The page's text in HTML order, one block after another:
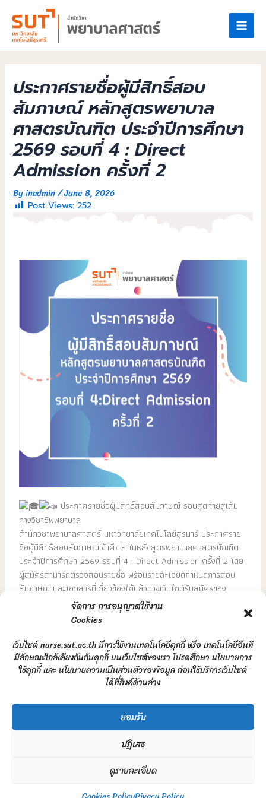
จัดการ การอนุญาตใช้งาน
Cookies
เว็บไซต์ nurse.sut.ac.th มีการใช้งานเทคโนโลยีคุกกี้ หรือ เทคโนโลยีอื่นที่
มีลักษณะใกล้เคียงกันกับคุกกี้ บนเว็บไซต์ของเรา โปรดศึกษา นโยบายการ
ใช้คุกกี้ และ นโยบายความเป็นส่วนตัวของข้อมูล ก่อนใช้บริการเว็บไซต์
ได้ที่ลิงค์ด้านล่าง
ยอมรับ
ปฏิเสธ
ดูรายละเอียด
ประกาศรายชื่อผู้มีสิทธิ์สอบ
สัมภาษณ์ หลักสูตรพยาบาล
ศาสตรบัณฑิต ประจำปีการศึกษา
2569 รอบที่ 4 : Direct
Admission ครั้งที่ 2
Byinadmin/June 8, 2026
Post Views: 252
ประกาศรายชื่อผู้มีสิทธิ์สอบสัมภาษณ์ รอบสุดท้ายสู่เส้น
ทางวิชาชีพพยาบาล
สำนักวิชาพยาบาลศาสตร์ มหาวิทยาลัยเทคโนโลยีสุรนารี ประกาศราย
ชื่อผู้มีสิทธิ์สอบสัมภาษณ์เข้าศึกษาในหลักสูตรพยาบาลศาสตรบัณฑิต
ประจำปีการศึกษา 2569 รอบที่ 4 : Direct Admission ครั้งที่ 2 โดย
ผู้สมัครสามารถตรวจสอบรายชื่อ พร้อมรายละเอียดกำหนดการสอบ
สัมภาษณ์ และเอกสารที่เกี่ยวข้องได้แล้วทางเว็บไซต์รับสมัครของ
การสอบสัมภาษณ์ถือเป็นอีกหนึ่งก้าวสำคัญสำหรับผู้สมัครที่มี
สัมภาษณ์ศึกษารายละเอียดในประกาศอย่างรอบคอบ และดำเนินการ
ตามขั้นตอนที่กำหนดภายในระยะเวลาที่มหาวิทยาลัยกำหนดอย่าง
เคร่งครัด
ตรวจสอบรายชื่อผู้มีสิทธิ์สอบสัมภาษณ์ได้ที่ลิงค์